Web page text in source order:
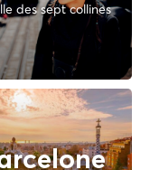
des sept collines